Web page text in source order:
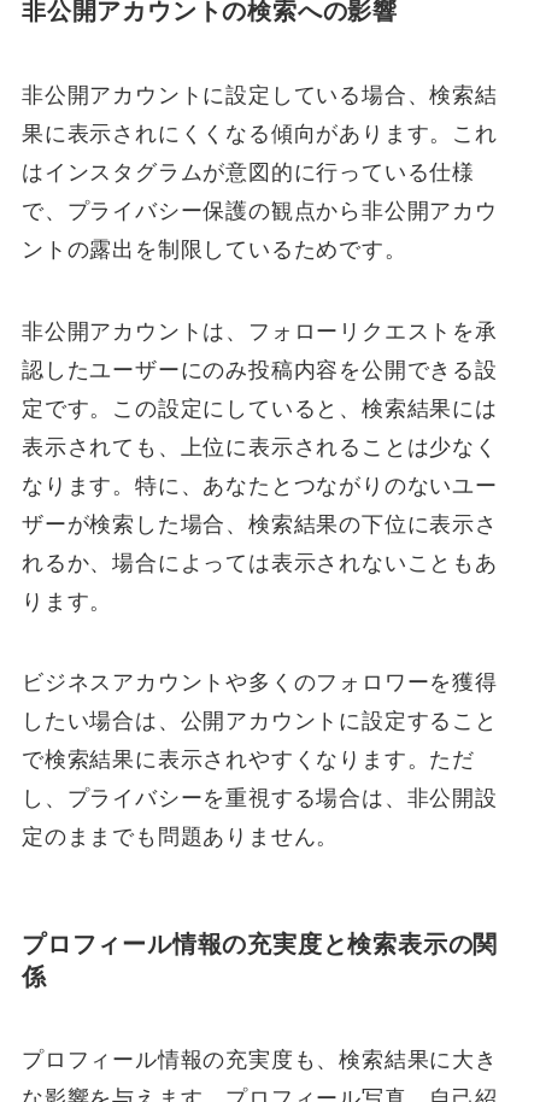
非公開アカウントの検索への影響
非公開アカウントに設定している場合、検索結
果に表示されにくくなる傾向があります。これ
はインスタグラムが意図的に行っている仕様
で、プライバシー保護の観点から非公開アカウ
ントの露出を制限しているためです。
非公開アカウントは、フォローリクエストを承
認したユーザーにのみ投稿内容を公開できる設
定です。この設定にしていると、検索結果には
表示されても、上位に表示されることは少なく
なります。特に、あなたとつながりのないユー
ザーが検索した場合、検索結果の下位に表示さ
れるか、場合によっては表示されないこともあ
ります。
ビジネスアカウントや多くのフォロワーを獲得
したい場合は、公開アカウントに設定すること
で検索結果に表示されやすくなります。ただ
し、プライバシーを重視する場合は、非公開設
定のままでも問題ありません。
プロフィール情報の充実度と検索表示の関
係
プロフィール情報の充実度も、検索結果に大き